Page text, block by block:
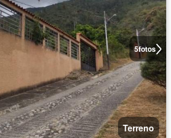
5fotos
Terreno